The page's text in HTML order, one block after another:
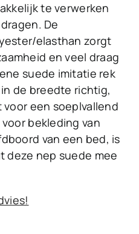
te verwerken
De
elasthan zorgt
en veel draag
suede imitatie rek
de breedte richtig,
een soeplvallend
bekleding van
van een bed, is
deze nep suede mee